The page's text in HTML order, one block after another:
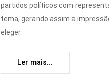
partidos políticos com
tema, gerando assim a
eleger.
Ler mais...